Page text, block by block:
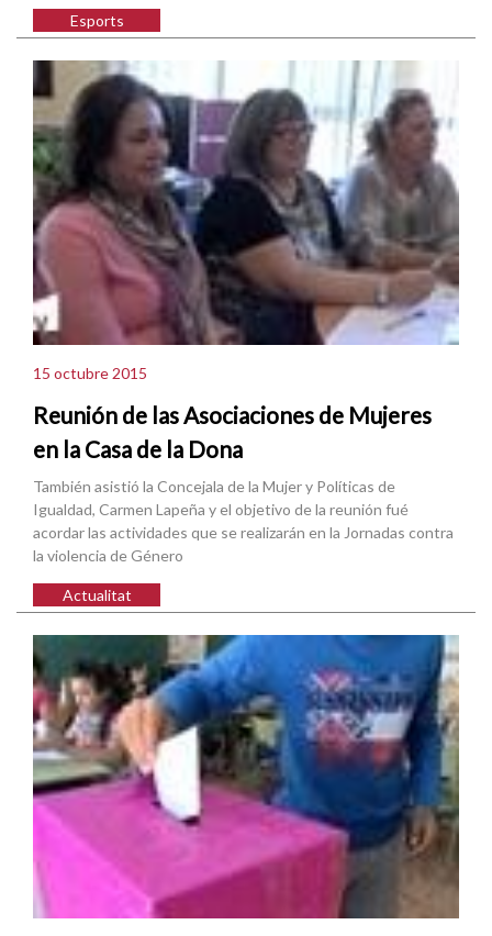
Esports
15 octubre 2015
Reunión de las Asociaciones de Mujeres
en la Casa de la Dona
También asistió la Concejala de la Mujer y Políticas de
Igualdad, Carmen Lapeña y el objetivo de la reunión fué
acordar las actividades que se realizarán en la Jornadas contra
la violencia de Género
Actualitat